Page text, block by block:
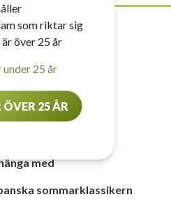
med
sommarklassikern
som riktar sig
över 25 år
under 25 år
ÖVER 25 ÅR